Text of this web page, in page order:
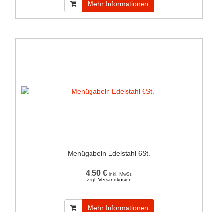
Mehr Informationen
Menügabeln Edelstahl 6St.
4,50 € inkl. MwSt.
zzgl. Versandkosten
Mehr Informationen